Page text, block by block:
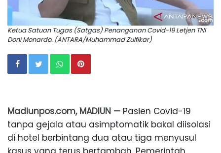
Ketua Satuan Tugas (Satgas) Penanganan Covid-19 Letjen TNI
Doni Monardo. (ANTARA/Muhammad Zulfikar)
Madiunpos.com, MADIUN — Pasien Covid-19
tanpa gejala atau asimptomatik bakal diisolasi
di hotel berbintang dua atau tiga menyusul